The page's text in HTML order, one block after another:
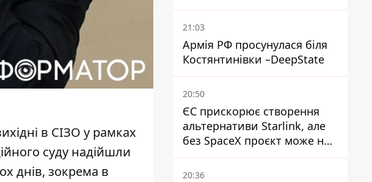
в СІЗО у рамках
суду надійшли
днів, зокрема в
21:03
Армія РФ просунулася біля
Костянтинівки –DeepState
20:50
ЄС прискорює створення
альтернативи Starlink, але
без SpaceX проєкт може не
обійтися
20:36